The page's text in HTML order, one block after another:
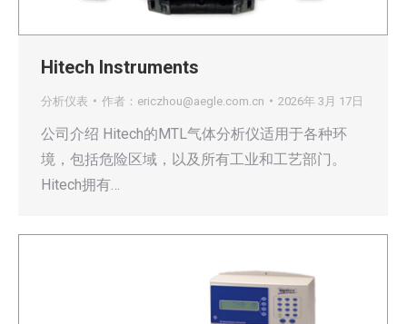
Hitech Instruments
分析仪表 作者： ericzhou@aegle.com.cn 2026年 3月 17日
公司介绍 Hitech的MTL气体分析仪适用于各种环
境，包括危险区域，以及所有工业和工艺部门。
Hitech拥有…